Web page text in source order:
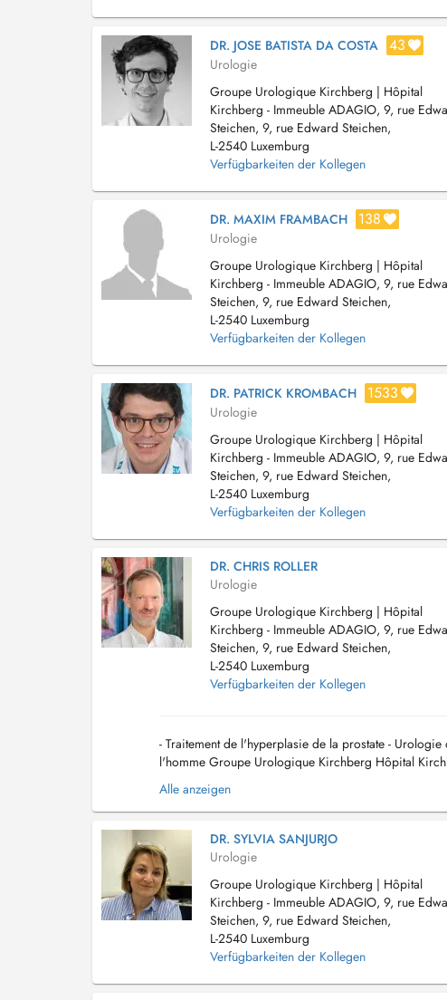
DR. JOSE BATISTA DA COSTA 43
Urologie
Groupe Urologique Kirchberg | Hôpital
Kirchberg - Immeuble ADAGIO, 9, rue
Steichen, 9, rue Edward Steichen,
L-2540 Luxemburg
Verfügbarkeiten der Kollegen
DR. MAXIM FRAMBACH 138
Urologie
Groupe Urologique Kirchberg | Hôpital
Kirchberg - Immeuble ADAGIO, 9, rue
Steichen, 9, rue Edward Steichen,
L-2540 Luxemburg
Verfügbarkeiten der Kollegen
DR. PATRICK KROMBACH 1533
Urologie
Groupe Urologique Kirchberg | Hôpital
Kirchberg - Immeuble ADAGIO, 9, rue
Steichen, 9, rue Edward Steichen,
L-2540 Luxemburg
Verfügbarkeiten der Kollegen
DR. CHRIS ROLLER
Urologie
Groupe Urologique Kirchberg | Hôpital
Kirchberg - Immeuble ADAGIO, 9, rue
Steichen, 9, rue Edward Steichen,
L-2540 Luxemburg
Verfügbarkeiten der Kollegen
- Traitement de l'hyperplasie de la prostate -
l'homme Groupe Urologique Kirchberg Hôpital
+352 22 36 34 Fax : +352 24 68 42 85 E...
Alle anzeigen
DR. SYLVIA SANJURJO
Urologie
Groupe Urologique Kirchberg | Hôpital
Kirchberg - Immeuble ADAGIO, 9, rue
Steichen, 9, rue Edward Steichen,
L-2540 Luxemburg
Verfügbarkeiten der Kollegen